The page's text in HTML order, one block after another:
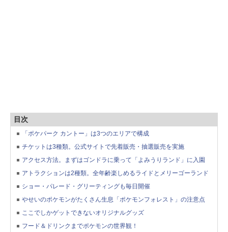
目次
「ポケパーク カントー」は3つのエリアで構成
チケットは3種類。公式サイトで先着販売・抽選販売を実施
アクセス方法。まずはゴンドラに乗って「よみうりランド」に入園
アトラクションは2種類。全年齢楽しめるライドとメリーゴーランド
ショー・パレード・グリーティングも毎日開催
やせいのポケモンがたくさん生息「ポケモンフォレスト」の注意点
ここでしかゲットできないオリジナルグッズ
フード＆ドリンクまでポケモンの世界観！